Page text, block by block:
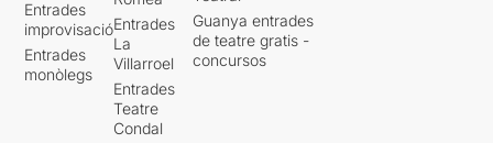
Entrades
improvisació
Entrades
monòlegs
Entrades
La
Villarroel
Entrades
Teatre
Condal
Guanya entrades
de teatre gratis -
concursos